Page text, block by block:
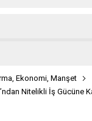
Ekonomi Manşet
Nitelikli İş Gücüne